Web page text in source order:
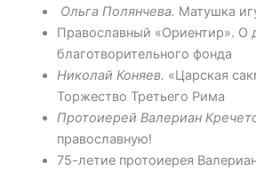
Ольга Полянчева. Матушка
Православный «Ориентир». О
благотворительного фонда
Николай Коняев. «Царская
Торжество Третьего Рима
Протоиерей Валериан
православную!
75-летие протоиерея